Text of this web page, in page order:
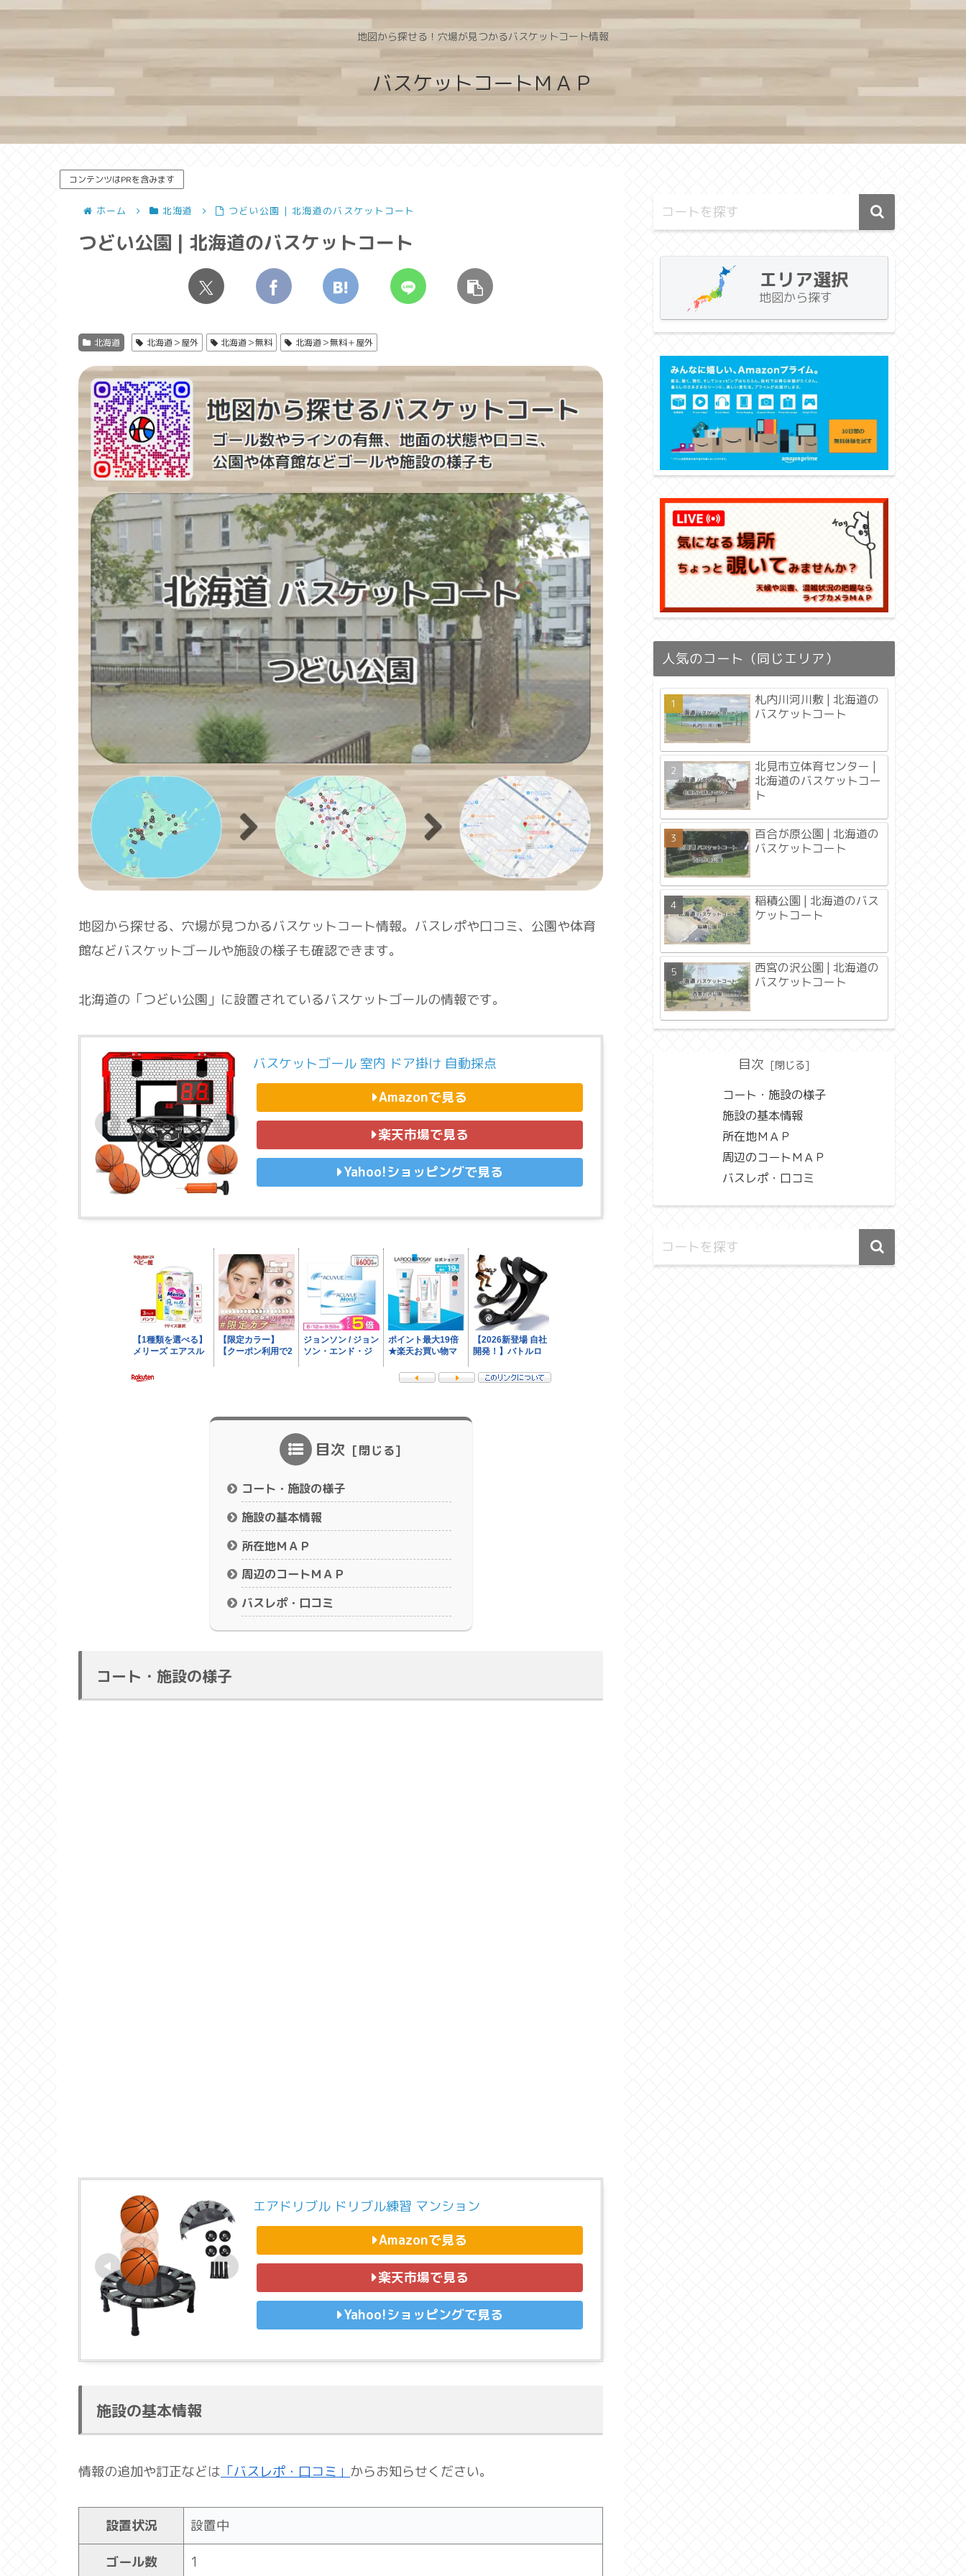
地図から探せる！穴場が見つかるバスケットコート情報
バスケットコートＭＡＰ
コンテンツはPRを含みます
ホーム 北海道 つどい公園 | 北海道のバスケットコート
つどい公園 | 北海道のバスケットコート
北海道 北海道＞屋外 北海道＞無料 北海道＞無料＋屋外
地図から探せる、穴場が見つかるバスケットコート情報。バスレポや口コミ、公園や体育
館などバスケットゴールや施設の様子も確認できます。
北海道の「つどい公園」に設置されているバスケットゴールの情報です。
バスケットゴール 室内 ドア掛け 自動採点
Amazonで見る
楽天市場で見る
Yahoo!ショッピングで見る
目次
コート・施設の様子
施設の基本情報
所在地ＭＡＰ
周辺のコートＭＡＰ
バスレポ・口コミ
コート・施設の様子
エアドリブル ドリブル練習 マンション
Amazonで見る
楽天市場で見る
Yahoo!ショッピングで見る
施設の基本情報
情報の追加や訂正などは 「バスレポ・口コミ」 からお知らせください。
設置状況 設置中
ゴール数 1
エリア選択
地図から探す
人気のコート（同じエリア）
札内川河川敷 | 北海道の
バスケットコート
北見市立体育センター |
北海道のバスケットコー
ト
百合が原公園 | 北海道の
バスケットコート
稲積公園 | 北海道のバス
ケットコート
西宮の沢公園 | 北海道の
バスケットコート
目次
コート・施設の様子
施設の基本情報
所在地ＭＡＰ
周辺のコートＭＡＰ
バスレポ・口コミ